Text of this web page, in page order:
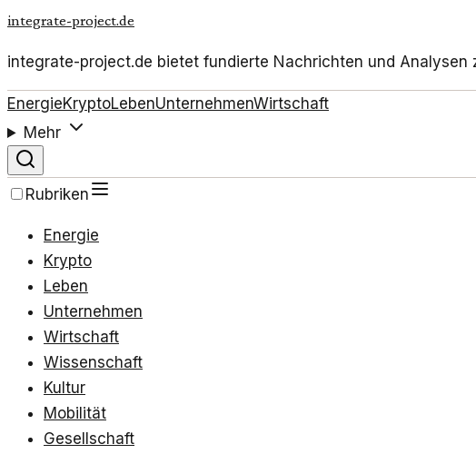
integrate-project.de
integrate-project.de bietet fundierte Nachrichten und
EnergieKryptoLebenUnternehmenWirtschaft
Mehr
Rubriken
Energie
Krypto
Leben
Unternehmen
Wirtschaft
Wissenschaft
Kultur
Mobilität
Gesellschaft